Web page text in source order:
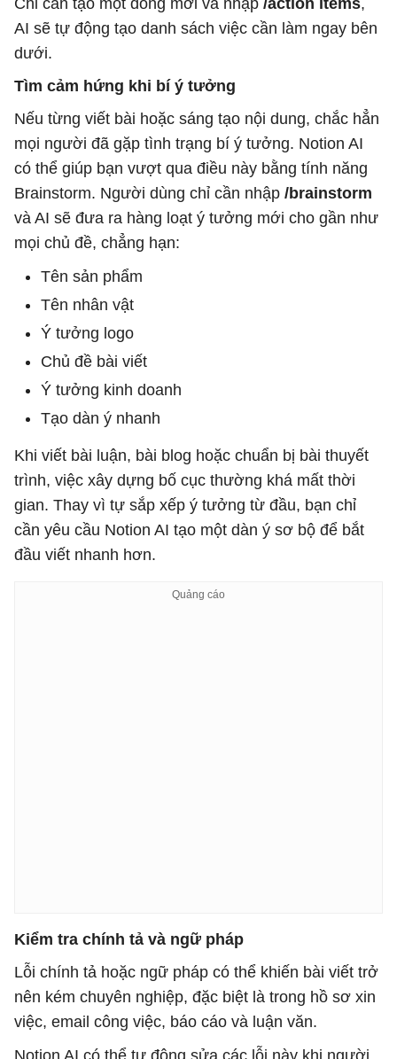
Chỉ cần tạo một dòng mới và nhập /action items,
AI sẽ tự động tạo danh sách việc cần làm ngay bên
dưới.
Tìm cảm hứng khi bí ý tưởng
Nếu từng viết bài hoặc sáng tạo nội dung, chắc hẳn
mọi người đã gặp tình trạng bí ý tưởng. Notion AI
có thể giúp bạn vượt qua điều này bằng tính năng
Brainstorm. Người dùng chỉ cần nhập /brainstorm
và AI sẽ đưa ra hàng loạt ý tưởng mới cho gần như
mọi chủ đề, chẳng hạn:
Tên sản phẩm
Tên nhân vật
Ý tưởng logo
Chủ đề bài viết
Ý tưởng kinh doanh
Tạo dàn ý nhanh
Khi viết bài luận, bài blog hoặc chuẩn bị bài thuyết
trình, việc xây dựng bố cục thường khá mất thời
gian. Thay vì tự sắp xếp ý tưởng từ đầu, bạn chỉ
cần yêu cầu Notion AI tạo một dàn ý sơ bộ để bắt
đầu viết nhanh hơn.
Kiểm tra chính tả và ngữ pháp
Lỗi chính tả hoặc ngữ pháp có thể khiến bài viết trở
nên kém chuyên nghiệp, đặc biệt là trong hồ sơ xin
việc, email công việc, báo cáo và luận văn.
Notion AI có thể tự động sửa các lỗi này khi người